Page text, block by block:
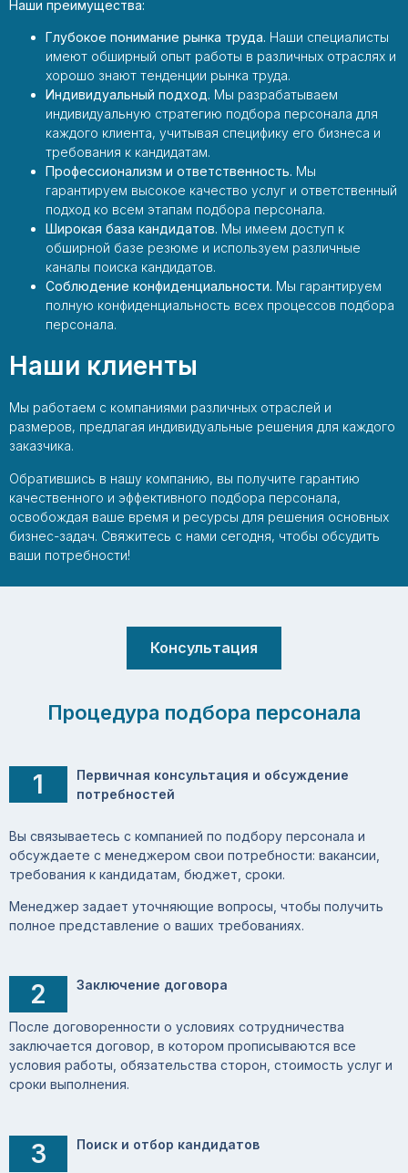
Наши преимущества:
Глубокое понимание рынка труда. Наши специалисты
имеют обширный опыт работы в различных отраслях и
хорошо знают тенденции рынка труда.
Индивидуальный подход. Мы разрабатываем
индивидуальную стратегию подбора персонала для
каждого клиента, учитывая специфику его бизнеса и
требования к кандидатам.
Профессионализм и ответственность. Мы
гарантируем высокое качество услуг и ответственный
подход ко всем этапам подбора персонала.
Широкая база кандидатов. Мы имеем доступ к
обширной базе резюме и используем различные
каналы поиска кандидатов.
Соблюдение конфиденциальности. Мы гарантируем
полную конфиденциальность всех процессов подбора
персонала.
Наши клиенты
Мы работаем с компаниями различных отраслей и
размеров, предлагая индивидуальные решения для каждого
заказчика.
Обратившись в нашу компанию, вы получите гарантию
качественного и эффективного подбора персонала,
освобождая ваше время и ресурсы для решения основных
бизнес-задач. Свяжитесь с нами сегодня, чтобы обсудить
ваши потребности!
Консультация
Процедура подбора персонала
1
Первичная консультация и обсуждение
потребностей
Вы связываетесь с компанией по подбору персонала и
обсуждаете с менеджером свои потребности: вакансии,
требования к кандидатам, бюджет, сроки.
Менеджер задает уточняющие вопросы, чтобы получить
полное представление о ваших требованиях.
2 Заключение договора
После договоренности о условиях сотрудничества
заключается договор, в котором прописываются все
условия работы, обязательства сторон, стоимость услуг и
сроки выполнения.
3 Поиск и отбор кандидатов